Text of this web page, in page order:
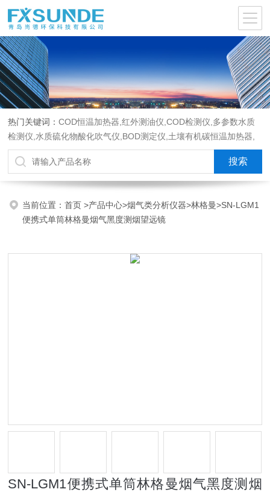
热门关键词：COD恒温加热器,红外测油仪,COD检测仪,多参数水质
检测仪,水质硫化物酸化吹气仪,BOD测定仪,土壤有机碳恒温加热器,
液液萃取器,COD消解回流仪,水质采样器
当前位置：首页>产品中心>烟气类分析仪器>林格曼>SN-LGM1
便携式单筒林格曼烟气黑度测烟望远镜
SN-LGM1便携式单筒林格曼烟气黑度测烟